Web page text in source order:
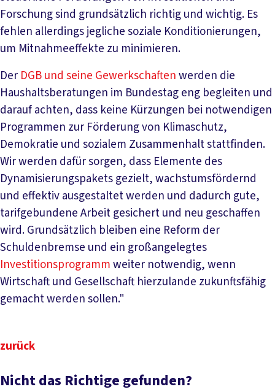
Forschung sind grundsätzlich richtig und wichtig. Es
fehlen allerdings jegliche soziale Konditionierungen,
um Mitnahmeeffekte zu minimieren.
Der DGB und seine Gewerkschaftenwerden die
Haushaltsberatungen im Bundestag eng begleiten und
darauf achten, dass keine Kürzungen bei notwendigen
Programmen zur Förderung von Klimaschutz,
Demokratie und sozialem Zusammenhalt stattfinden.
Wir werden dafür sorgen, dass Elemente des
Dynamisierungspakets gezielt, wachstumsfördernd
und effektiv ausgestaltet werden und dadurch gute,
tarifgebundene Arbeit gesichert und neu geschaffen
wird. Grundsätzlich bleiben eine Reform der
Schuldenbremse und ein großangelegtes
Investitionsprogrammweiter notwendig, wenn
Wirtschaft und Gesellschaft hierzulande zukunftsfähig
gemacht werden sollen."
zurück
Nicht das Richtige gefunden?